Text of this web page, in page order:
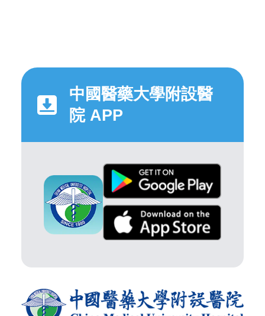
中國醫藥大學附設醫
院 APP